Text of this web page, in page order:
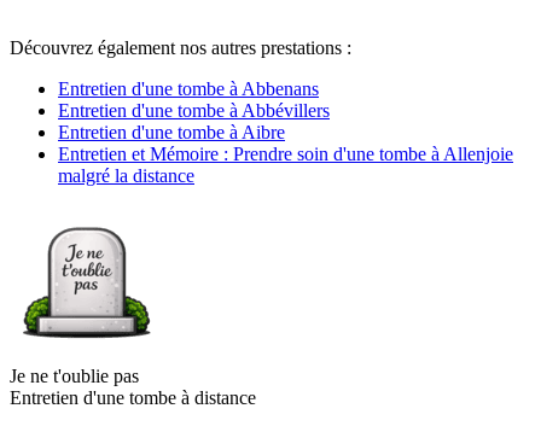
Découvrez également nos autres prestations :
Entretien d'une tombe à Abbenans
Entretien d'une tombe à Abbévillers
Entretien d'une tombe à Aibre
Entretien et Mémoire : Prendre soin d'une tombe à Allenjoie
malgré la distance
Je ne t'oublie pas
Entretien d'une tombe à distance